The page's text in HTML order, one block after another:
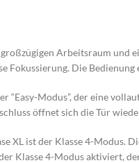
Arbeitsraum und
Fokussierung. Die
“Easy-Modus”, der eine
öffnet sich die Tür
XL ist der Klasse 4-Modus.
Klasse 4-Modus aktiviert,